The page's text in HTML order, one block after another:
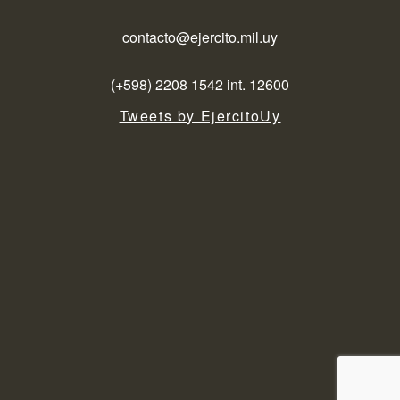
contacto@ejercito.mil.uy
(+598) 2208 1542 int. 12600
Tweets by EjercitoUy